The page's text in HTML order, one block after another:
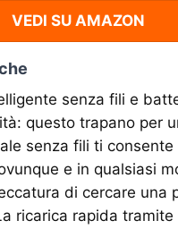
VEDI SU AMAZON
senza fili e
questo trapano per
senza fili ti consente
e in qualsiasi
di cercare una
ricarica rapida tramite